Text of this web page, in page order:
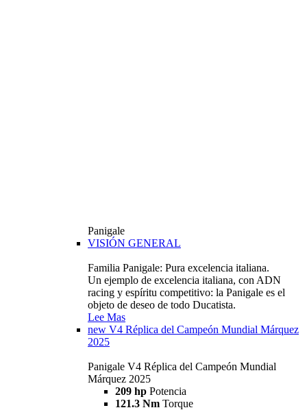
Panigale
VISIÓN GENERAL
Familia Panigale: Pura excelencia italiana.
Un ejemplo de excelencia italiana, con ADN
racing y espíritu competitivo: la Panigale es el
objeto de deseo de todo Ducatista.
Lee Mas
new V4 Réplica del Campeón Mundial Márquez
2025
Panigale V4 Réplica del Campeón Mundial
Márquez 2025
209 hp Potencia
121.3 Nm Torque